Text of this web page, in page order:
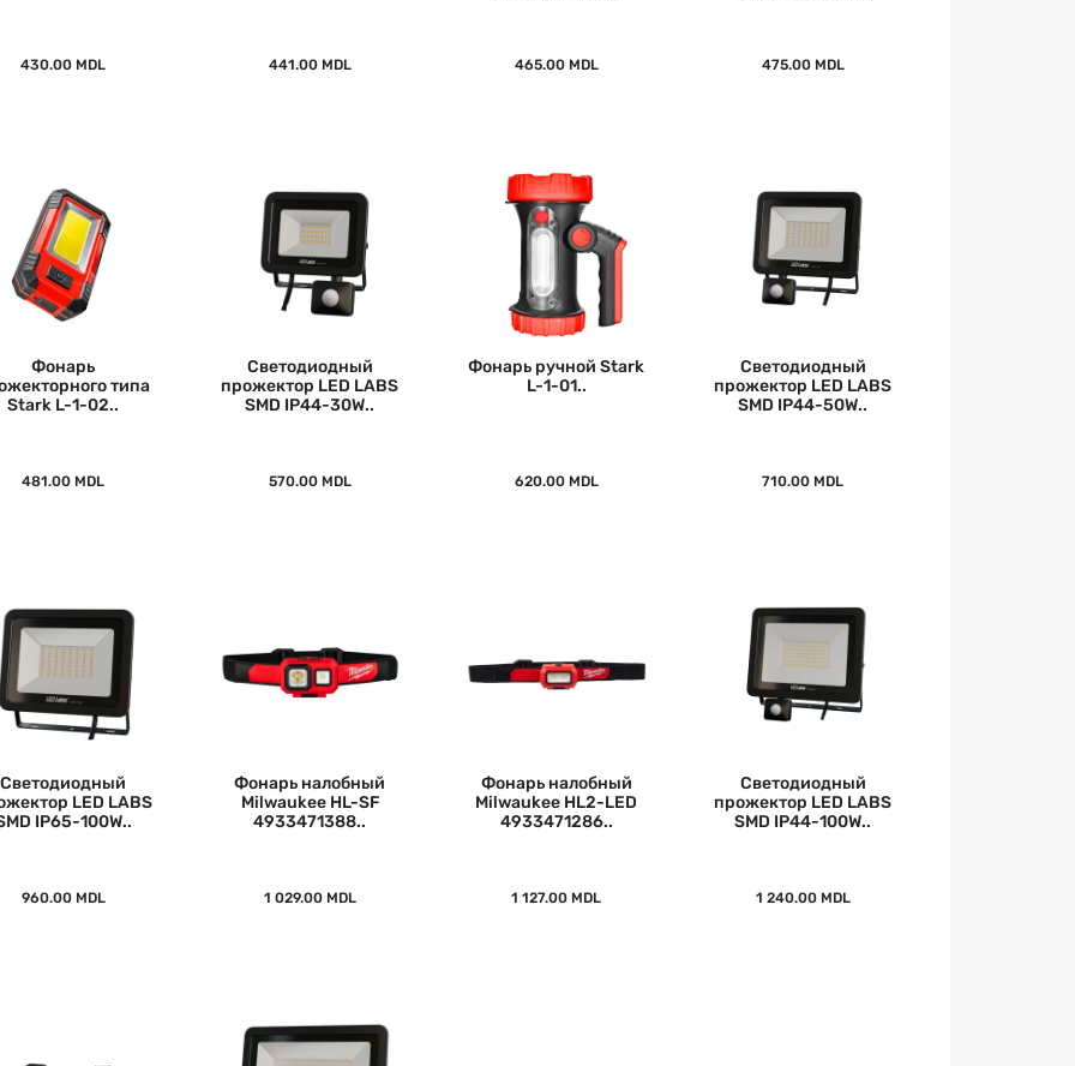
430.00 MDL 441.00 MDL 465.00 MDL 475.00 MDL
Фонарь
типа
Stark L-1-02..
481.00 MDL
Светодиодный
прожектор LED LABS
SMD IP44-30W..
570.00 MDL
Фонарь ручной Stark
L-1-01..
620.00 MDL
Светодиодный
прожектор LED LABS
SMD IP44-50W..
710.00 MDL
Светодиодный
LED LABS
IP65-100W..
960.00 MDL
Фонарь налобный
Milwaukee HL-SF
4933471388..
1 029.00 MDL
Фонарь налобный
Milwaukee HL2-LED
4933471286..
1 127.00 MDL
Светодиодный
прожектор LED LABS
SMD IP44-100W..
1 240.00 MDL